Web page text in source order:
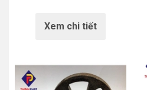
Xem chi tiết